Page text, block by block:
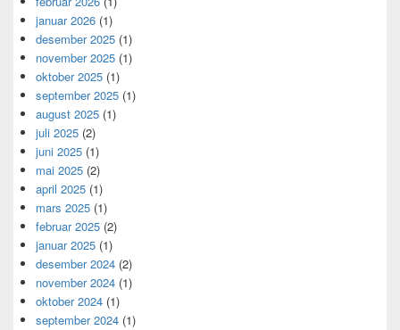
januar 2026 (1)
desember 2025 (1)
november 2025 (1)
oktober 2025 (1)
september 2025 (1)
august 2025 (1)
juli 2025 (2)
juni 2025 (1)
mai 2025 (2)
april 2025 (1)
mars 2025 (1)
februar 2025 (2)
januar 2025 (1)
desember 2024 (2)
november 2024 (1)
oktober 2024 (1)
september 2024 (1)